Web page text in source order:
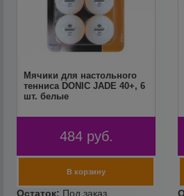
Мячики для настольного
тенниса DONIC JADE 40+, 6
шт. белые
484 руб.